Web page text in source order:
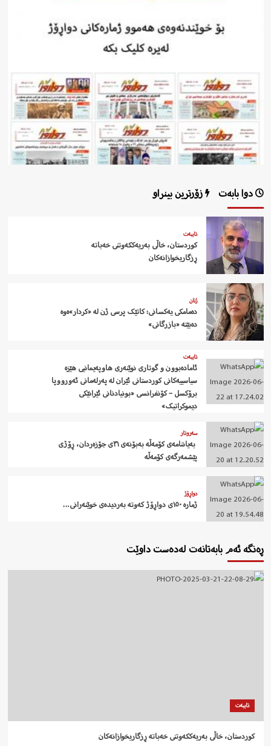
دوا بابەت زۆرترین بینراو
تایبەت
کوردستان، خاڵی بەریەککەوتنی خەباتە
ڕزگاریخوازانەکان
ژنان
دەمامکی یەکسانی: کاتێک پرسی ژن لە «کردار»ەوە
دەبێتە «بازرگانی»
تایبەت
ئامادەبوون و گوتاری نوێنەری هاوپەیمانیی هێزە
سیاسییەکانی کوردستانی ئێران لە پەرلەمانی ئەورووپا
برۆکسل – کۆنفرانسی «بونیادنانی ئێرانێکی
دیموکراتیک»
سەروتار
‍ بەیاننامەی کۆمەڵە بەبۆنەی ٣١ی جۆزەردان، ڕۆژی
پێشمەرگەی کۆمەڵە
دواڕۆژ
ژمارە ١٥٠ی دواڕۆژ کەوتە بەردیدەی خوێنەرانی…
ڕەنگە ئەم بابەتانەت لەدەست داوێت
تایبەت
کوردستان، خاڵی بەریەککەوتنی خەباتە ڕزگاریخوازانەکان